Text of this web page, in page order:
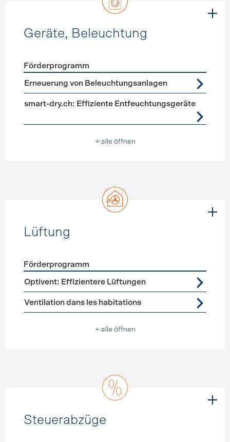
Geräte, Beleuchtung
Förderprogramme Geräte, Beleuchtung
Förderprogramm
Erneuerung von Beleuchtungsanlagen
smart-dry.ch: Effiziente Entfeuchtungsgeräte
+ alle öffnen
Lüftung
Förderprogramme Lüftung
Förderprogramm
Optivent: Effizientere Lüftungen
Ventilation dans les habitations
+ alle öffnen
Steuerabzüge